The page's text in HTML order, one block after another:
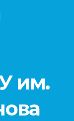
им.